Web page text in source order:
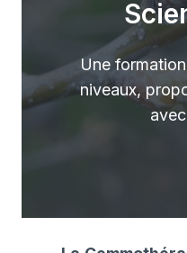
Une
niveaux,